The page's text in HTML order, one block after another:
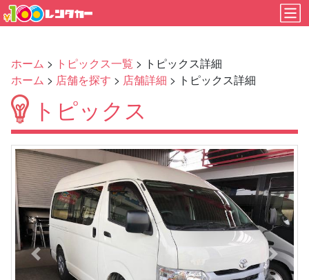
ホーム > トピックス一覧 > トピックス詳細
ホーム > 店舗を探す > 店舗詳細 > トピックス詳細
トピックス
Previous Next